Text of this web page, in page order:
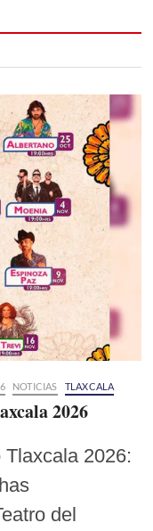
NOTICIAS TLAXCALA
2026
2026:
del